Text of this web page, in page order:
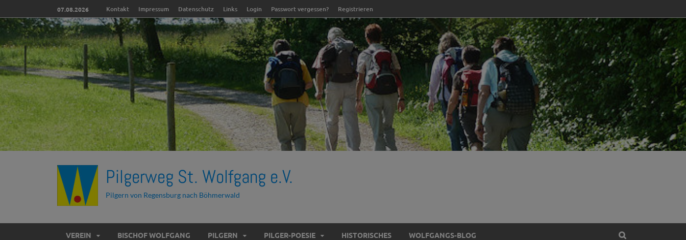
07.08.2026 Kontakt Impressum Datenschutz Links Login Passwort vergessen? Registrieren
Pilgerweg St. Wolfgang e.V.
Pilgern von Regensburg nach Böhmerwald
VEREIN BISCHOF WOLFGANG PILGERN PILGER-POESIE HISTORISCHES WOLFGANGS-BLOG